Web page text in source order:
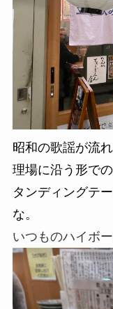
昭和の歌謡が流
理場に沿う形で
タンディングテ
な。
いつものハイボ